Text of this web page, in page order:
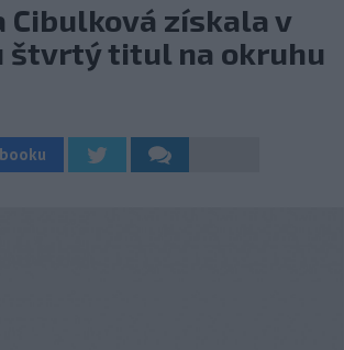
Cibulková získala v
štvrtý titul na okruhu